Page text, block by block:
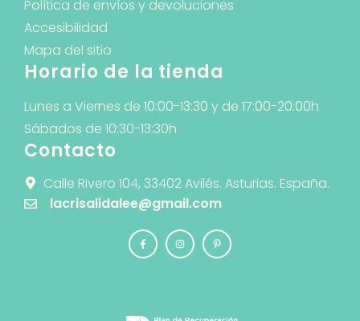
Política de envíos y devoluciones
Accesibilidad
Mapa del sitio
Horario de la tienda
Lunes a Viernes de 10:00-13:30 y de 17:00-20:00h
Sábados de 10:30-13:30h
Contacto
Calle Rivero 104, 33402 Avilés. Asturias. España.
lacrisalidalee@gmail.com